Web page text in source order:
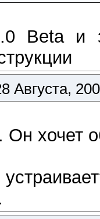
Beta и
Августа,
Он хочет